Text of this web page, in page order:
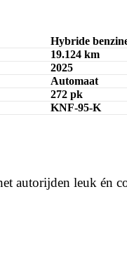
Hybride
19.124 km
2025
Automaat
272 pk
KNF-95-K
autorijden leuk én